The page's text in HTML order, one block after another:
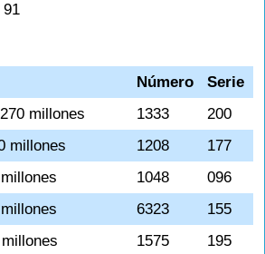
91
Número
Serie
millones
1333
200
millones
1208
177
1048
096
6323
155
1575
195